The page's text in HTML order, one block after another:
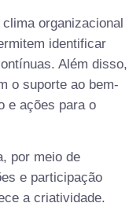
organizacional
identificar
Além disso,
o suporte ao bem-
e ações para o
por meio de
e participação
a criatividade.